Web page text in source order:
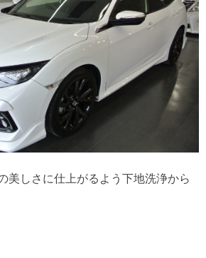
美しさに仕上がるよう下地洗浄から